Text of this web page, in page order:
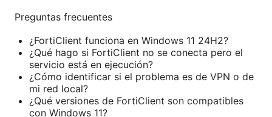
Preguntas frecuentes
¿FortiClient funciona en Windows 11 24H2?
¿Qué hago si FortiClient no se conecta pero el
servicio está en ejecución?
¿Cómo identificar si el problema es de VPN o de
mi red local?
¿Qué versiones de FortiClient son compatibles
con Windows 11?